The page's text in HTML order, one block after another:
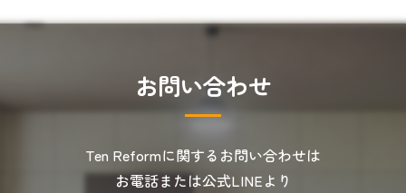
お問い合わせ
Ten Reformに関するお問い合わせは
お電話または公式LINEより